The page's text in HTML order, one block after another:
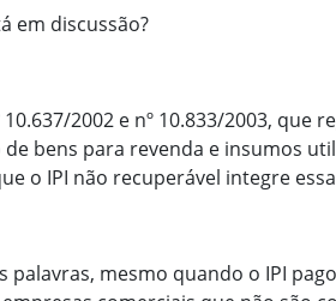
em discussão?
10.637/2002 e nº 10.833/2003,
bens para revenda e insumos
o IPI não recuperável integre
palavras, mesmo quando o IPI